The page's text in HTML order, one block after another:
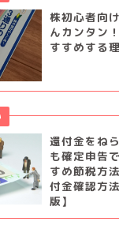
株初心者向
んカンタン
すすめする
還付金をね
も確定申告
すめ節税方
付金確認方
版】